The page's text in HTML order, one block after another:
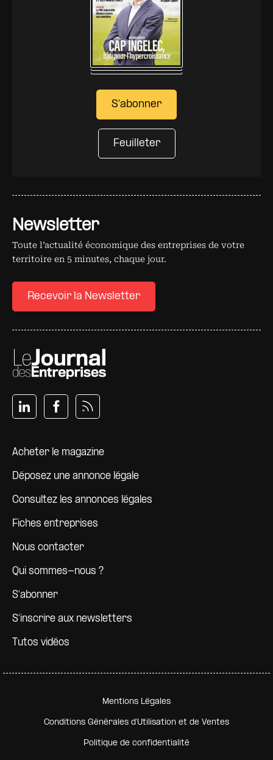
Newsletter
Toute l’actualité économique des entreprises de votre
territoire en 5 minutes, chaque jour.
Recevoir la Newsletter
Pied de page
Acheter le magazine
Déposez une annonce légale
Consultez les annonces légales
Fiches entreprises
Nous contacter
Qui sommes-nous ?
S'abonner
S'inscrire aux newsletters
Tutos vidéos
S'abonner
Feuilleter
Pied de page secondaire
Mentions Légales
Conditions Générales d'Utilisation et de Ventes
Politique de confidentialité